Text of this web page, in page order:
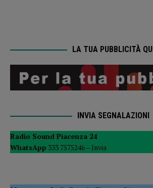
LA TUA PUBBLICITÀ QUI
INVIA SEGNALAZIONI
Radio Sound Piacenza 24
WhatsApp 333 7575246 – Invia